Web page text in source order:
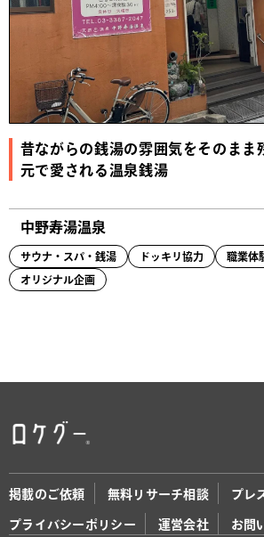
昔ながらの銭湯の雰囲気をそのまま
元で愛される温泉銭湯
中野寿湯温泉
サウナ・スパ・銭湯 ドッキリ協力 職業体
オリジナル企画
掲載のご依頼 無料リサーチ相談 プレ
プライバシーポリシー 運営会社
お問